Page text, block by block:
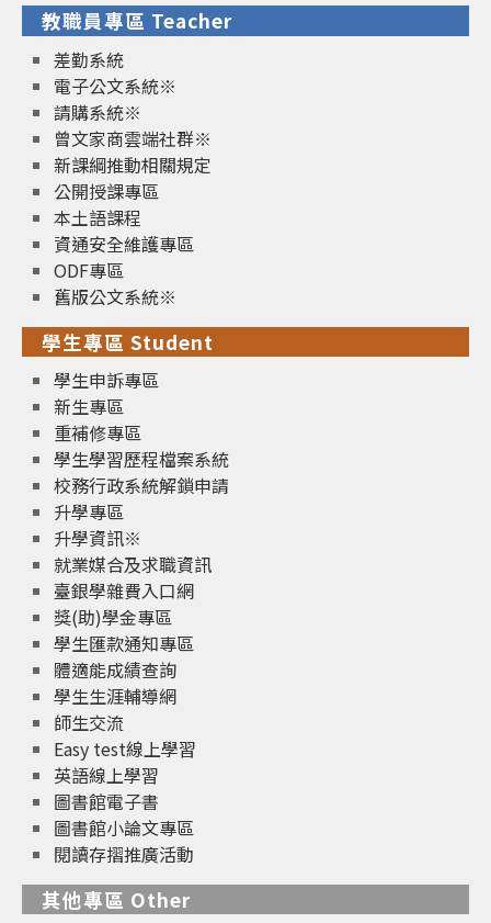
教職員專區 Teacher
差勤系統
電子公文系統※
請購系統※
曾文家商雲端社群※
新課綱推動相關規定
公開授課專區
本土語課程
資通安全維護專區
ODF專區
舊版公文系統※
學生專區 Student
學生申訴專區
新生專區
重補修專區
學生學習歷程檔案系統
校務行政系統解鎖申請
升學專區
升學資訊※
就業媒合及求職資訊
臺銀學雜費入口網
獎(助)學金專區
學生匯款通知專區
體適能成績查詢
學生生涯輔導網
師生交流
Easy test線上學習
英語線上學習
圖書館電子書
圖書館小論文專區
閱讀存摺推廣活動
其他專區 Other